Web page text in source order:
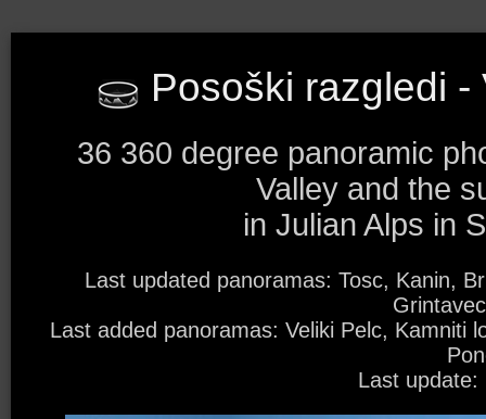
Posoški razgledi
36 360 degree panoramic
Valley and the
in Julian Alps in
Last updated panoramas: Tosc, Kanin,
Last added panoramas: Veliki Pelc, Kamniti
Last update: